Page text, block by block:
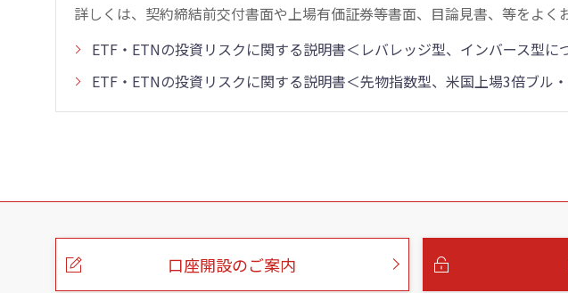
詳しくは、契約締結前交付書面や上場有価証券等書面、目論見書、等をよく
ETF・ETNの投資リスクに関する説明書＜レバレッジ型、インバース型に
ETF・ETNの投資リスクに関する説明書＜先物指数型、米国上場3倍ブル
こ
口座開設のご案内